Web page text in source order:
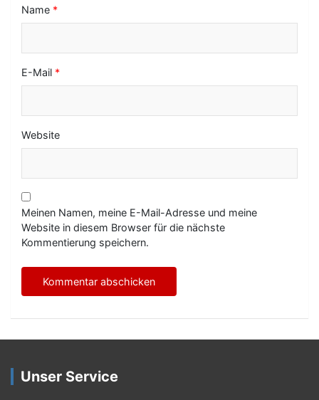
Name *
E-Mail *
Website
Meinen Namen, meine E-Mail-Adresse und meine
Website in diesem Browser für die nächste
Kommentierung speichern.
Unser Service